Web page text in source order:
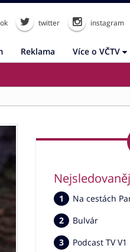
twitter instagram
Reklama Více o VČTV
Na cestách
Bulvár
Podcast TV V1